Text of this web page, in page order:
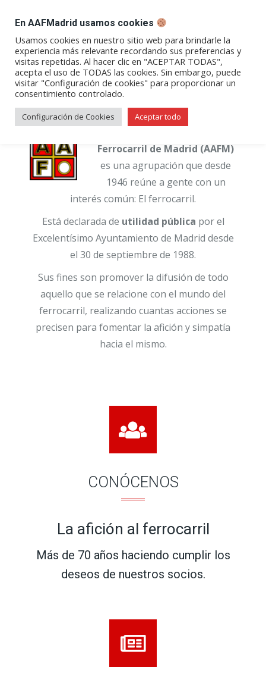
Abrir
enlace
en
una
ventana/pestaña
Abrir
enlace
en
una
ventana/pestaña
Abrir
enlace
en
una
ventana/pestaña
Abrir
enlace
en
una
Abrir
enlace
en
una
La A.A.F. de Madrid.
Ferrocarril de Madrid (AAFM)
es una agrupación que desde
1946 reúne a gente con un
interés común: El ferrocarril.
Está declarada de utilidad pública por el
Excelentísimo Ayuntamiento de Madrid desde
el 30 de septiembre de 1988.
Sus fines son promover la difusión de todo
aquello que se relacione con el mundo del
ferrocarril, realizando cuantas acciones se
precisen para fomentar la afición y simpatía
hacia el mismo.
CONÓCENOS
La afición al ferrocarril
Más de 70 años haciendo cumplir los
deseos de nuestros socios.
En AAFMadrid usamos cookies
Usamos cookies en nuestro sitio web para brindarle la
experiencia más relevante recordando sus preferencias y
visitas repetidas. Al hacer clic en "ACEPTAR TODAS",
acepta el uso de TODAS las cookies. Sin embargo, puede
visitar "Configuración de cookies" para proporcionar un
consentimiento controlado.
Configuración de Cookies Aceptar todo